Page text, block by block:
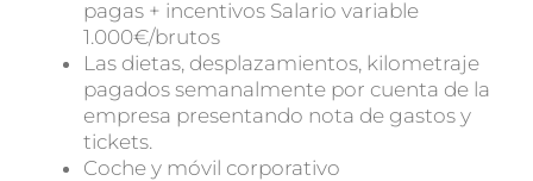
pagas + incentivos Salario variable
1.000€/brutos
Las dietas, desplazamientos, kilometraje
pagados semanalmente por cuenta de la
empresa presentando nota de gastos y
tickets.
Coche y móvil corporativo